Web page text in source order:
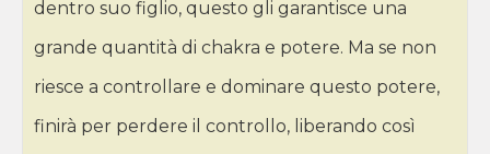
dentro suo figlio, questo gli garantisce una
grande quantità di chakra e potere. Ma se non
riesce a controllare e dominare questo potere,
finirà per perdere il controllo, liberando così